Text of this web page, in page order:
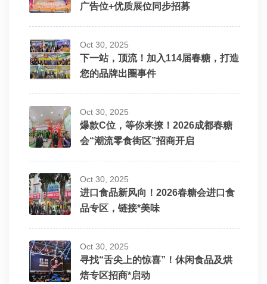
广告位+优质展位同步招募
Oct 30, 2025
下一站，顶流！加入114届春糖，打造
您的品牌出圈事件
Oct 30, 2025
爆款C位，等你来撩！2026成都春糖
会“潮流零食街区”招商开启
Oct 30, 2025
进口食品新风向！2026春糖会进口食
品专区，链接*美味
Oct 30, 2025
寻找“舌尖上的惊喜”！休闲食品及烘
焙专区招商*启动